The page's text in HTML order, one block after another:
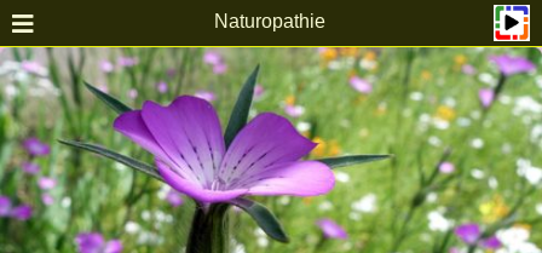
Naturopathie